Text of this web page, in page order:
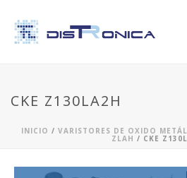
CKE Z130LA2H
INICIO / VARISTORES DE OXIDO
ZLAH / CKE